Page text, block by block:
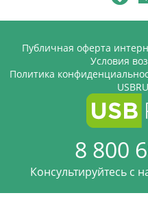
Публичная оферта
Условия
Политика
USBRU
8 800
Консультируйтесь с